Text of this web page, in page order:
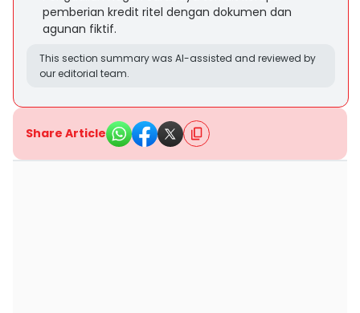
pemberian kredit ritel dengan dokumen dan
agunan fiktif.
This section summary was AI-assisted and reviewed by
our editorial team.
Share Article